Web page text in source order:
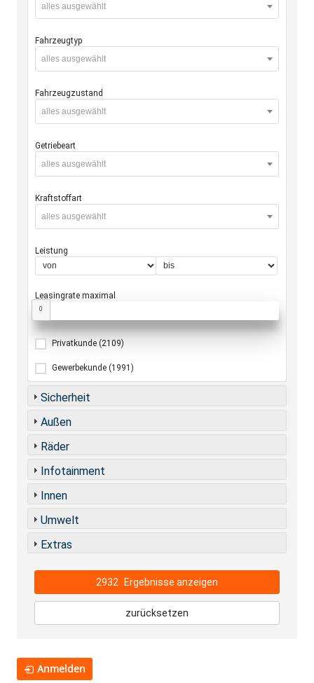
alles ausgewählt
Fahrzeugtyp
alles ausgewählt
Fahrzeugzustand
alles ausgewählt
Getriebeart
alles ausgewählt
Kraftstoffart
alles ausgewählt
Leistung
Leasingrate maximal
0
Privatkunde (2109)
Gewerbekunde (1991)
Sicherheit
Außen
Räder
Infotainment
Innen
Umwelt
Extras
2932 Ergebnisse anzeigen
zurücksetzen
Anmelden